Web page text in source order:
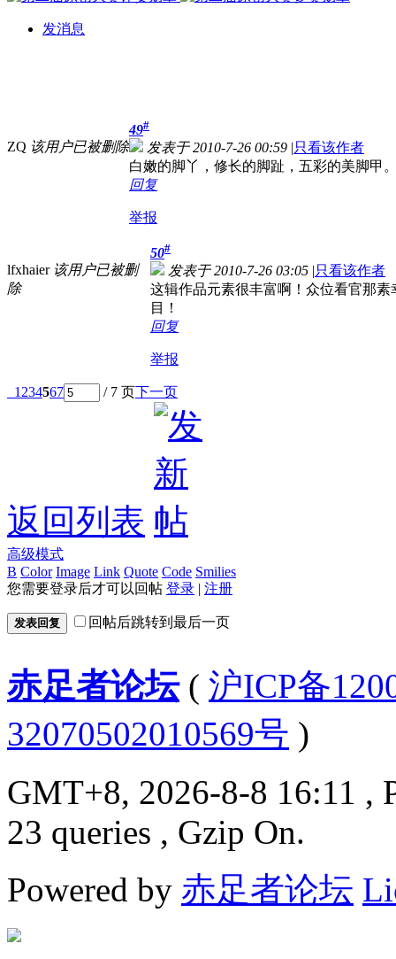
发消息
ZQ 该用户已被删除
49#
发表于 2010-7-26 00:59 |只看该作者
白嫩的脚丫，修长的脚趾，五彩的美脚甲
回复
举报
lfxhaier 该用户已被删
除
50#
发表于 2010-7-26 03:05 |只看该作者
这辑作品元素很丰富啊！众位看官那
目！
回复
举报
1 234567 / 7 页下一页
返回列表
高级模式
B Color Image Link Quote Code Smilies
您需要登录后才可以回帖 登录 | 注册
发表回复 回帖后跳转到最后一页
赤足者论坛( 沪ICP备
32070502010569号 )
GMT+8, 2026-8-8 16:11 ,
23 queries , Gzip On.
Powered by 赤足者论坛